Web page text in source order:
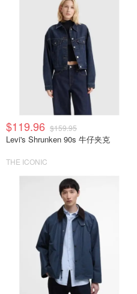
$119.96 $159.95
Levi's Shrunken 90s 牛仔夹克
THE ICONIC